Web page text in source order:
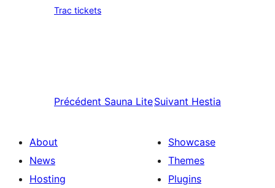
Trac tickets
Précédent Sauna LiteSuivant Hestia
About
News
Hosting
Showcase
Themes
Plugins